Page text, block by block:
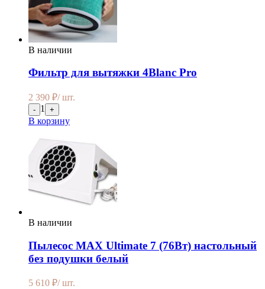
В наличии
Фильтр для вытяжки 4Blanc Pro
2 390 ₽/ шт.
- 1 +
В корзину
В наличии
Пылесос MAX Ultimate 7 (76Вт) настольный
без подушки белый
5 610 ₽/ шт.